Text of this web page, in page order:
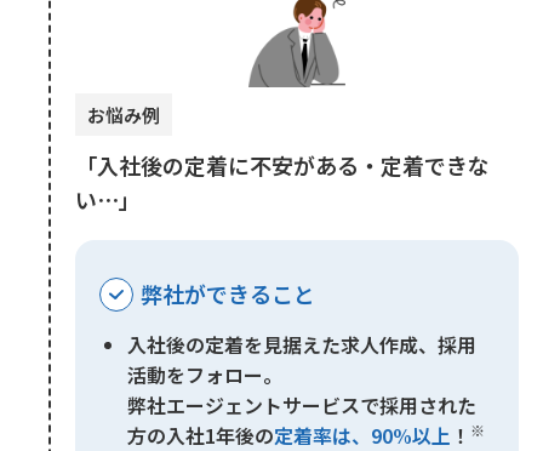
お悩み例
「入社後の定着に不安がある・定着できな
い⋯」
弊社ができること
入社後の定着を見据えた求人作成、採用
活動をフォロー。
弊社エージェントサービスで採用された
方の入社1年後の定着率は、90%以上 ！ ※